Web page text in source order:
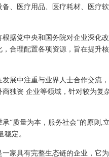
、医疗用品、医疗耗材、医疗
据党中央和国务院对企业深化
合理配置各项资源，旨在提升
展中注重与业界人士合作交流
独资 企业等领域，针对较为
“质量为本，服务社会”的原则
定。
家具有完整生态链的企业，它